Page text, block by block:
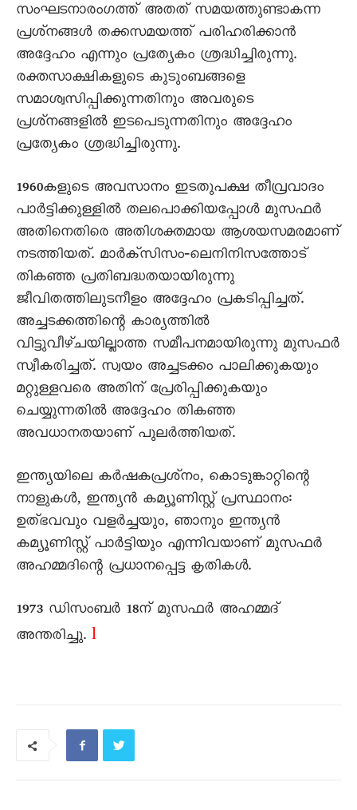
സംഘടനാരംഗത്ത്‌ അതത്‌ സമയത്തുണ്ടാകന്ന
പ്രശ്‌നങ്ങൾ തക്കസമയത്ത്‌ പരിഹരിക്കാൻ
അദ്ദേഹം എന്നും പ്രത്യേകം ശ്രദ്ധിച്ചിരുന്നു.
രക്തസാക്ഷികളുടെ കുടുംബങ്ങളെ
സമാശ്വസിപ്പിക്കുന്നതിനും അവരുടെ
പ്രശ്‌നങ്ങളിൽ ഇടപെടുന്നതിനും അദ്ദേഹം
പ്രത്യേകം ശ്രദ്ധിച്ചിരുന്നു.
1960കളുടെ അവസാനം ഇടതുപക്ഷ തീവ്രവാദം
പാർട്ടിക്കുള്ളിൽ തലപൊക്കിയപ്പോൾ മുസഫർ
അതിനെതിരെ അതിശക്തമായ ആശയസമരമാണ്‌
നടത്തിയത്‌. മാർക്‌സിസം‐ലെനിനിസത്തോട്‌
തികഞ്ഞ പ്രതിബദ്ധതയായിരുന്നു
ജീവിതത്തിലുടനീളം അദ്ദേഹം പ്രകടിപ്പിച്ചത്‌.
അച്ചടക്കത്തിന്റെ കാര്യത്തിൽ
വിട്ടുവീഴ്‌ചയില്ലാത്ത സമീപനമായിരുന്നു മുസഫർ
സ്വീകരിച്ചത്‌. സ്വയം അച്ചടക്കം പാലിക്കുകയും
മറ്റുള്ളവരെ അതിന്‌ പ്രേരിപ്പിക്കുകയും
ചെയ്യുന്നതിൽ അദ്ദേഹം തികഞ്ഞ
അവധാനതയാണ്‌ പുലർത്തിയത്‌.
ഇന്ത്യയിലെ കർഷകപ്രശ്‌നം, കൊടുങ്കാറ്റിന്റെ
നാളുകൾ, ഇന്ത്യൻ കമ്യൂണിസ്റ്റ്‌ പ്രസ്ഥാനം:
ഉത്‌ഭവവും വളർച്ചയും, ഞാനും ഇന്ത്യൻ
കമ്യൂണിസ്റ്റ്‌ പാർട്ടിയും എന്നിവയാണ്‌ മുസഫർ
അഹമ്മദിന്റെ പ്രധാനപ്പെട്ട കൃതികൾ.
1973 ഡിസംബർ 18ന്‌ മുസഫർ അഹമ്മദ്‌
അന്തരിച്ചു. l